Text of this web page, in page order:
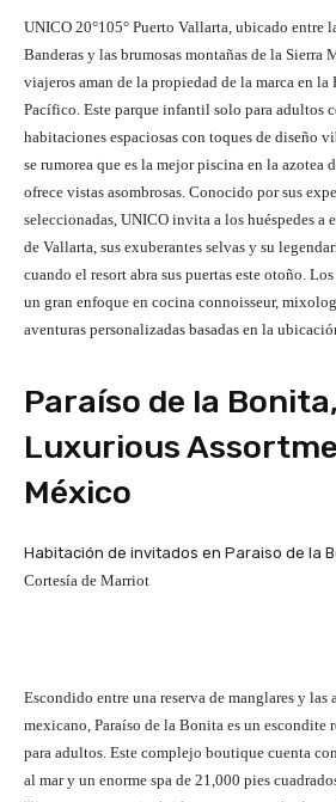
UNICO 20°105° Puerto Vallarta, ubicado entre
Banderas y las brumosas montañas de la Sierra
viajeros aman de la propiedad de la marca en
Pacífico. Este parque infantil solo para adultos
habitaciones espaciosas con toques de diseño
se rumorea que es la mejor piscina en la azotea
ofrece vistas asombrosas. Conocido por sus
seleccionadas, UNICO invita a los huéspedes a
de Vallarta, sus exuberantes selvas y su
cuando el resort abra sus puertas este otoño.
un gran enfoque en cocina connoisseur,
aventuras personalizadas basadas en la
Paraíso de la
Luxurious
México
Habitación de invitados en Paraiso de la
Cortesía de Marriot
Escondido entre una reserva de manglares y las
mexicano, Paraíso de la Bonita es un escondite
para adultos. Este complejo boutique cuenta
al mar y un enorme spa de 21,000 pies